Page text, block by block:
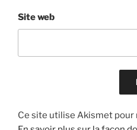
Site web
Ce site utilise Akismet